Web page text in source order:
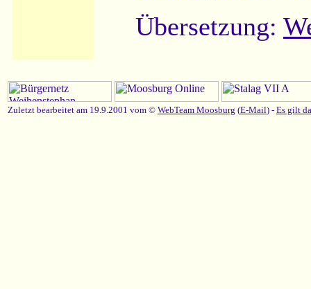
Übersetzung:
Zuletzt bearbeitet am 19.9.2001 vom © WebTeam Moosburg (E-Mail) - Es gilt